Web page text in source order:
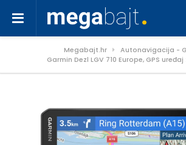
Megabajt.hr
Autonavigacija -
Garmin Dezl LGV 710 Europe, GPS